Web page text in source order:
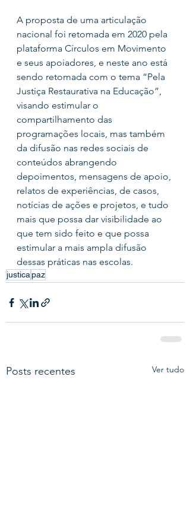
A proposta de uma articulação
nacional foi retomada em 2020 pela
plataforma Círculos em Movimento
e seus apoiadores, e neste ano está
sendo retomada com o tema “Pela
Justiça Restaurativa na Educação”,
visando estimular o
compartilhamento das
programações locais, mas também
da difusão nas redes sociais de
conteúdos abrangendo
depoimentos, mensagens de apoio,
relatos de experiências, de casos,
notícias de ações e projetos, e tudo
mais que possa dar visibilidade ao
que tem sido feito e que possa
estimular a mais ampla difusão
dessas práticas nas escolas.
justicapaz
Posts recentes Ver tudo